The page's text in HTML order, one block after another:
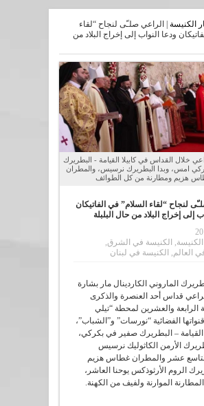
الكنيسة
الراعي صلـّى لنجاح “لقاء
ودعا النواب إلى إخراج البلاد من
خلال القداس في كابيلا القيامة - البطريرك
امس، وبدا البطريرك نرسيس، والمطران
هزيم ومطارنة من كل الطوائف
لنجاح “لقاء السلام” في الفاتيكان
إلى إخراج البلاد من حال البلبلة
الكنيسة الكنيسة في الشرق
العالم
الكنيسة في لبنان
الماروني الكاردينال مار بشارة
قداس أحد العنصرة والذكرى
الرابعة والعشرين لمحطة “تيلي
الفضائية “نورسات” و”الشباب”،
القيامة – البطريرك صفير في بكركي،
الأرمن الكاثوليك نرسيس
عشر والمطران غطاس هزيم
الروم الأرثوذكس يوحنا العاشر،
الموارنة ولفيف من الكهنة.